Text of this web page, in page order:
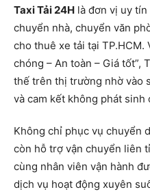
Taxi Tải 24H là đơn vị uy
chuyển nhà, chuyển văn
cho thuê xe tải tại TP.HCM.
chóng – An toàn – Giá tốt”,
thế trên thị trường nhờ vào
và cam kết không phát sinh
Không chỉ phục vụ chuyển
còn hỗ trợ vận chuyển liên
cùng nhân viên vận hành
dịch vụ hoạt động xuyên